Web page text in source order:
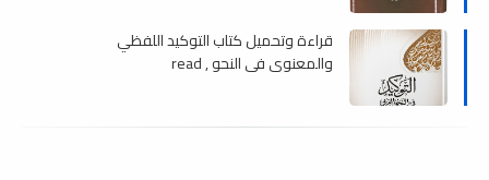
قراءة وتحميل كتاب التوكيد اللفظي
والمعنوي في النحو , read